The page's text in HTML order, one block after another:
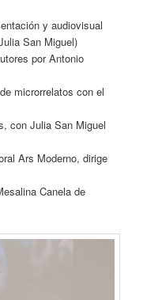
y audiovisual
San Miguel)
por Antonio
microrrelatos con el
con Julia San Miguel
Ars Moderno, dirige
Canela de